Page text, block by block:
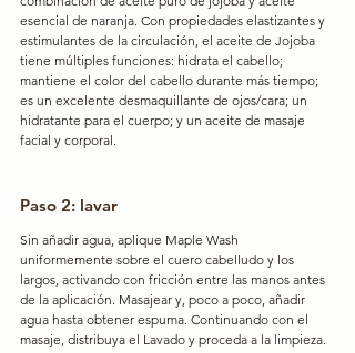
esencial de naranja. Con propiedades elastizantes y
estimulantes de la circulación, el aceite de Jojoba
tiene múltiples funciones: hidrata el cabello;
mantiene el color del cabello durante más tiempo;
es un excelente desmaquillante de ojos/cara; un
hidratante para el cuerpo; y un aceite de masaje
facial y corporal.
Paso 2: lavar
Sin añadir agua, aplique Maple Wash
uniformemente sobre el cuero cabelludo y los
largos, activando con fricción entre las manos antes
de la aplicación. Masajear y, poco a poco, añadir
agua hasta obtener espuma. Continuando con el
masaje, distribuya el Lavado y proceda a la limpieza.